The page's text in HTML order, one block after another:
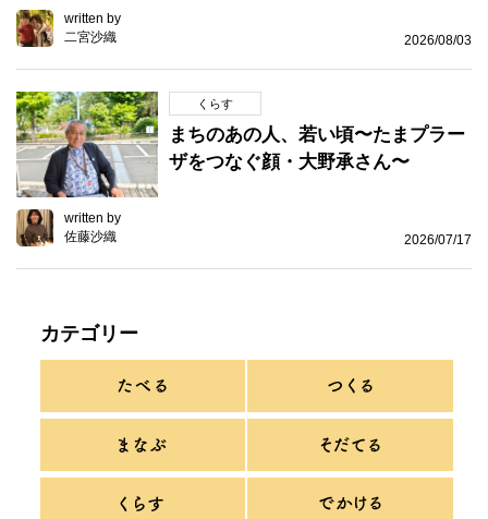
written by
二宮沙織
2026/08/03
くらす
まちのあの人、若い頃〜たまプラー
ザをつなぐ顔・大野承さん〜
written by
佐藤沙織
2026/07/17
カテゴリー